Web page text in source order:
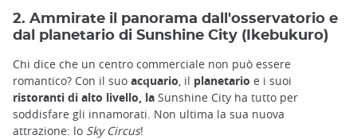
2. Ammirate il panorama dall'osservatorio e
dal planetario di Sunshine City (Ikebukuro)
Chi dice che un centro commerciale non può essere
romantico? Con il suo acquario, il planetario e i suoi
ristoranti di alto livello, la Sunshine City ha tutto per
soddisfare gli innamorati. Non ultima la sua nuova
attrazione: lo Sky Circus!